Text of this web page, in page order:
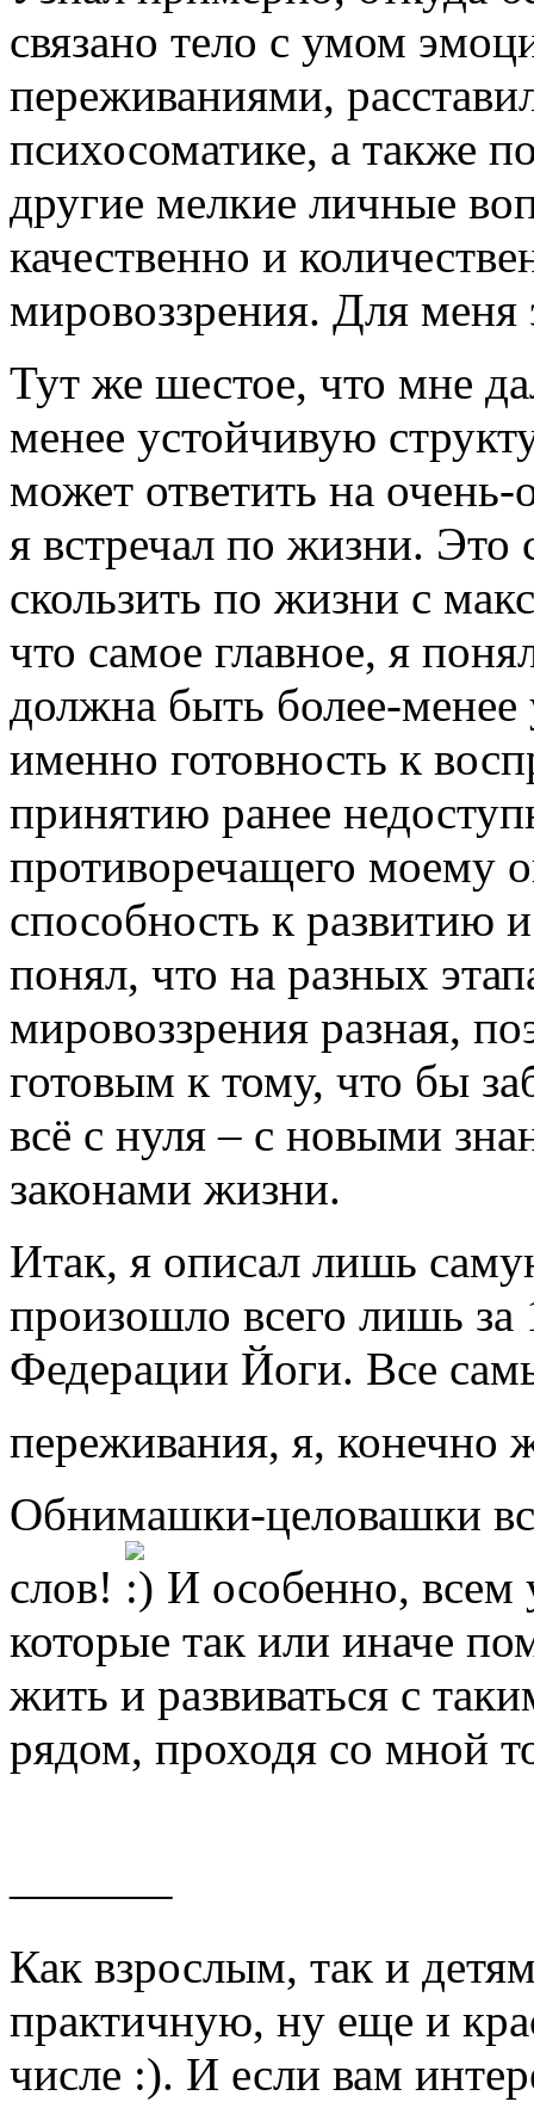
связано тело с умом
переживаниями,
психосоматике, а также
другие мелкие личные
качественно и
мировоззрения. Для
Тут же шестое, что мне
менее устойчивую
может ответить на
я встречал по жизни. Это
скользить по жизни с
что самое главное, я
должна быть более-
именно готовность к
принятию ранее
противоречащего моему
способность к развитию
понял, что на разных
мировоззрения разная,
готовым к тому, что бы
всё с нуля – с новыми
законами жизни.
Итак, я описал лишь
произошло всего лишь за
Федерации Йоги. Все
переживания, я, конечно
Обнимашки-целовашки
слов!
И особенно,
которые так или иначе
жить и развиваться с
рядом, проходя со мной
———–
Как взрослым, так и
практичную, ну еще и
числе :). И если вам